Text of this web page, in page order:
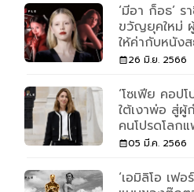
‘มีอา ก็อธ’
ขวัญยุคใหม่ ผู้
ให้ค่ากับหนัง
26 มิ.ย. 2566
‘โซเฟีย คอป
ใต้เงาพ่อ สู่ผู้
คนโปรดโลก
05 มี.ค. 2566
‘เอมิลิโอ เฟ